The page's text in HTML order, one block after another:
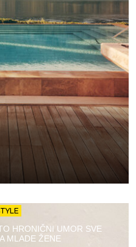
HRONIČNI UMOR SVE
MLADE ŽENE